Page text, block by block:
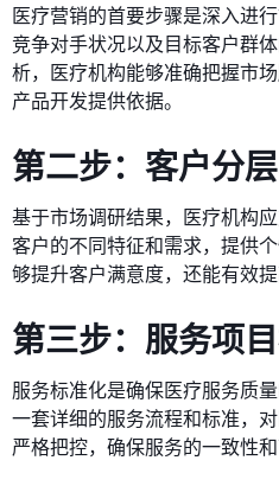
医疗营销的首要步骤是深入进
竞争对手状况以及目标客户群
析，医疗机构能够准确把握市
产品开发提供依据。
第二步：客户分
基于市场调研结果，医疗机构
客户的不同特征和需求，提供
够提升客户满意度，还能有效
第三步：服务项
服务标准化是确保医疗服务质
一套详细的服务流程和标准，
严格把控，确保服务的一致性和